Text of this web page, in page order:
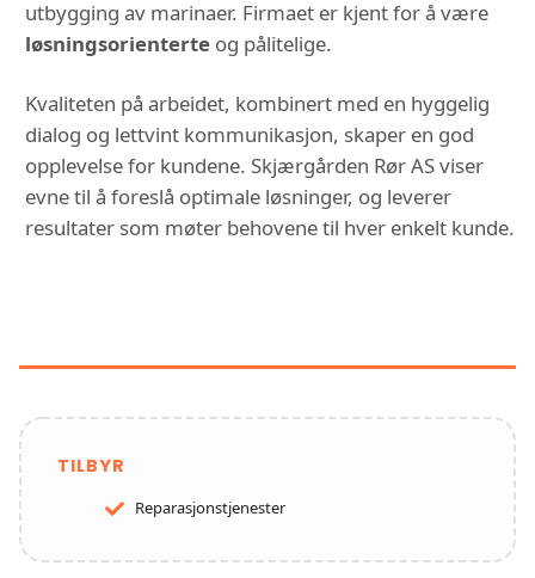
utbygging av marinaer. Firmaet er kjent for å være
løsningsorienterte og pålitelige.
Kvaliteten på arbeidet, kombinert med en hyggelig
dialog og lettvint kommunikasjon, skaper en god
opplevelse for kundene. Skjærgården Rør AS viser
evne til å foreslå optimale løsninger, og leverer
resultater som møter behovene til hver enkelt kunde.
TILBYR
Reparasjonstjenester